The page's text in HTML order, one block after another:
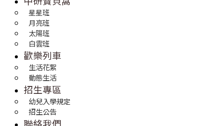
星星班
月亮班
太陽班
白雲班
歡樂列車
生活花絮
動態生活
招生專區
幼兒入學規定
招生公告
聯絡我們